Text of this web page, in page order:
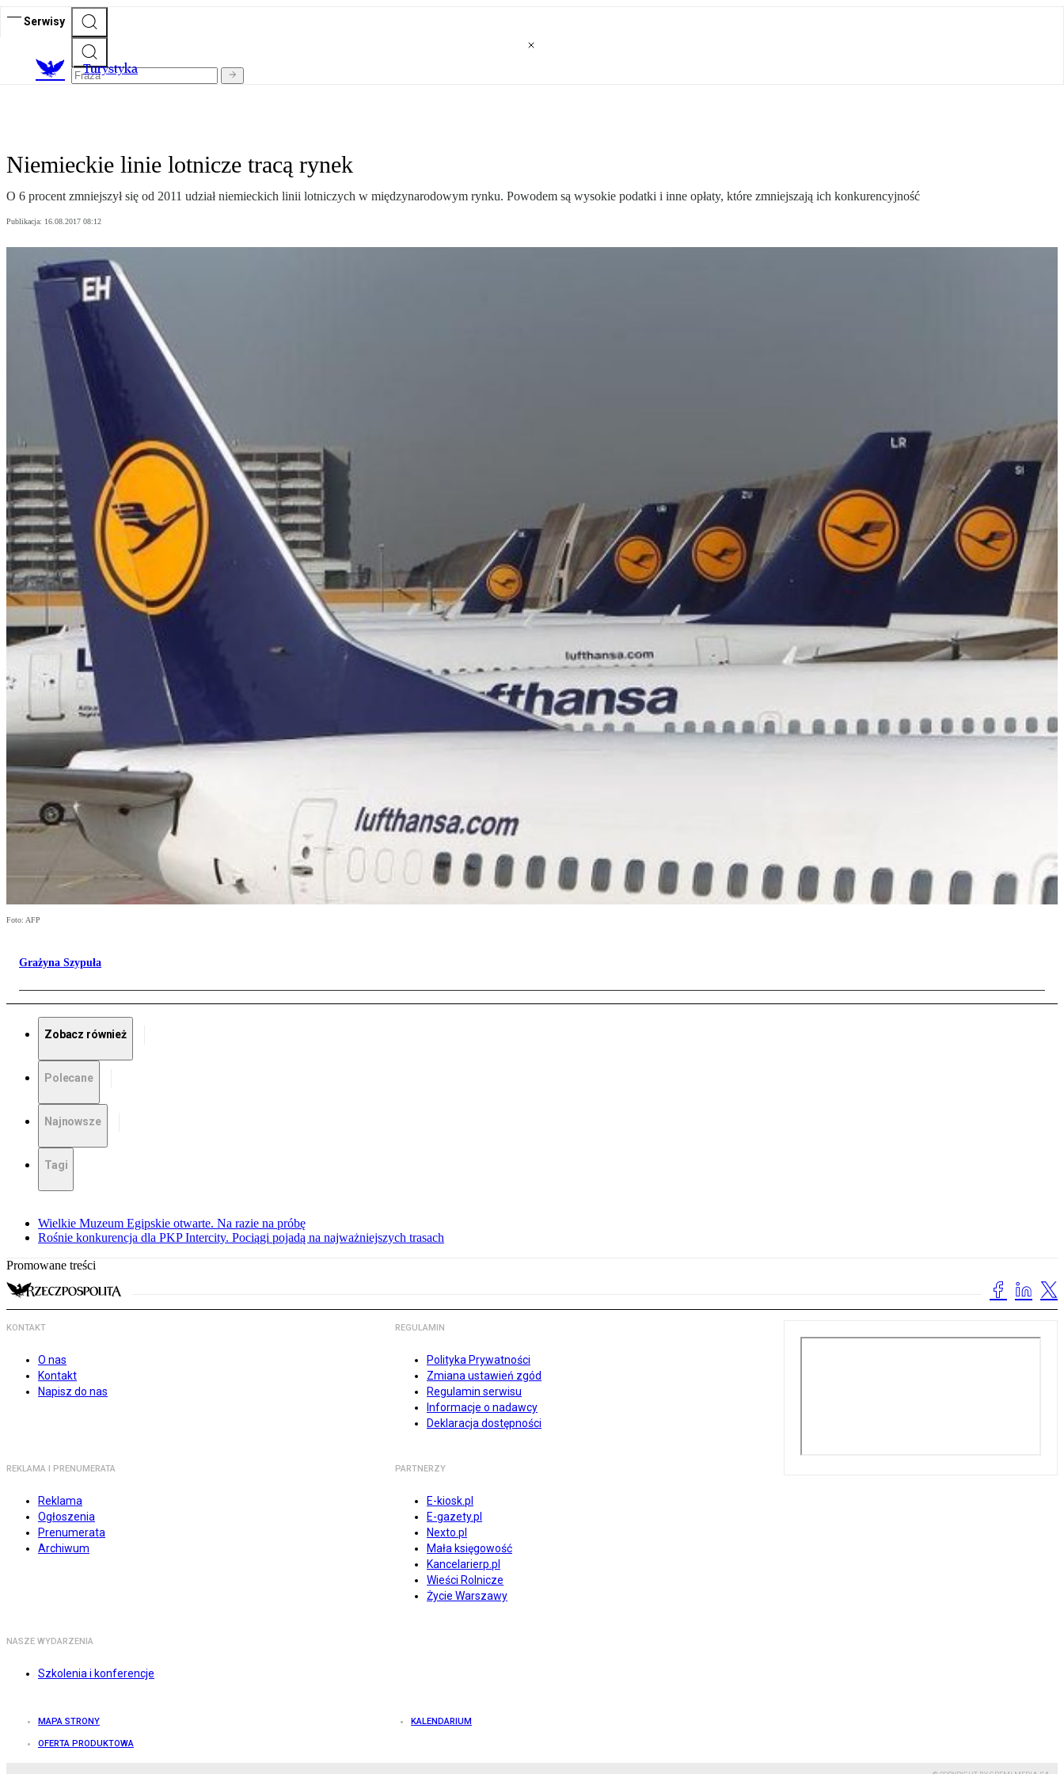
Serwisy
Turystyka
Niemieckie linie lotnicze tracą rynek
O 6 procent zmniejszył się od 2011 udział niemieckich linii lotniczych w międzynarodowym rynku. Powodem są wysokie podatki i inne opłaty, które zmniejszają ich konkurencyjność
Publikacja: 16.08.2017 08:12
Foto: AFP
Grażyna Szypuła
Zobacz również
Polecane
Najnowsze
Tagi
Wielkie Muzeum Egipskie otwarte. Na razie na próbę
Rośnie konkurencja dla PKP Intercity. Pociągi pojadą na najważniejszych trasach
Promowane treści
KONTAKT
O nas
Kontakt
Napisz do nas
REGULAMIN
Polityka Prywatności
Zmiana ustawień zgód
Regulamin serwisu
Informacje o nadawcy
Deklaracja dostępności
REKLAMA I PRENUMERATA
Reklama
Ogłoszenia
Prenumerata
Archiwum
PARTNERZY
E-kiosk.pl
E-gazety.pl
Nexto.pl
Mała księgowość
Kancelarierp.pl
Wieści Rolnicze
Życie Warszawy
NASZE WYDARZENIA
Szkolenia i konferencje
MAPA STRONY KALENDARIUM
OFERTA PRODUKTOWA